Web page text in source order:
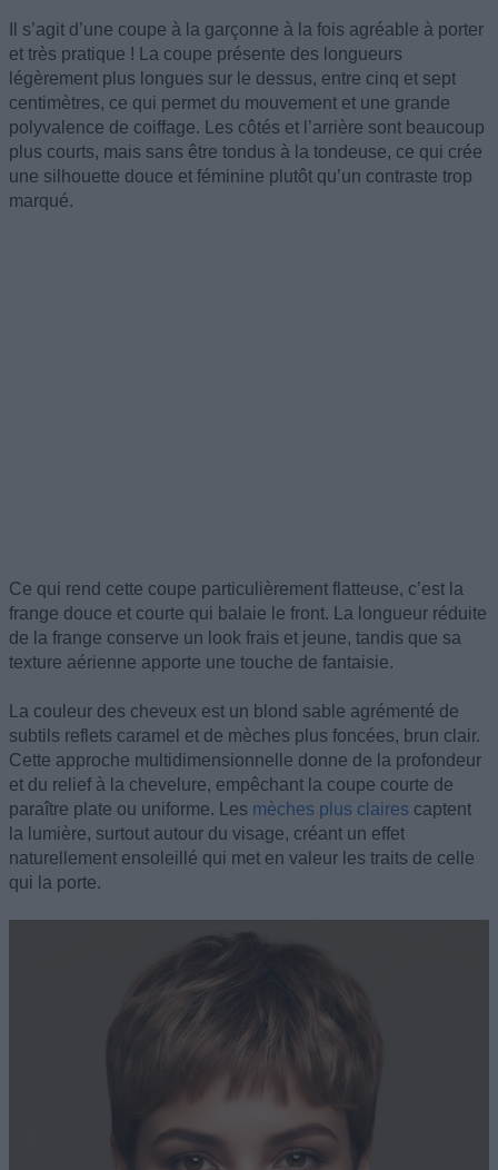
Il s’agit d’une coupe à la garçonne à la fois agréable à porter
et très pratique ! La coupe présente des longueurs
légèrement plus longues sur le dessus, entre cinq et sept
centimètres, ce qui permet du mouvement et une grande
polyvalence de coiffage. Les côtés et l’arrière sont beaucoup
plus courts, mais sans être tondus à la tondeuse, ce qui crée
une silhouette douce et féminine plutôt qu’un contraste trop
marqué.
Ce qui rend cette coupe particulièrement flatteuse, c’est la
frange douce et courte qui balaie le front. La longueur réduite
de la frange conserve un look frais et jeune, tandis que sa
texture aérienne apporte une touche de fantaisie.
La couleur des cheveux est un blond sable agrémenté de
subtils reflets caramel et de mèches plus foncées, brun clair.
Cette approche multidimensionnelle donne de la profondeur
et du relief à la chevelure, empêchant la coupe courte de
paraître plate ou uniforme. Les mèches plus claires captent
la lumière, surtout autour du visage, créant un effet
naturellement ensoleillé qui met en valeur les traits de celle
qui la porte.